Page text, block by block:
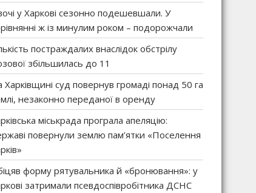
у Харкові сезонно подешевшали. У
ж із минулим роком – подорожчали
постраждалих внаслідок обстрілу
збільшилась до 11
Харківщині суд повернув громаді понад 50 га
незаконно переданої в оренду
міськрада програла апеляцію:
повернули землю пам’ятки «Поселення
форму рятувальника й «бронювання»: у
затримали псевдоспівробітника ДСНС